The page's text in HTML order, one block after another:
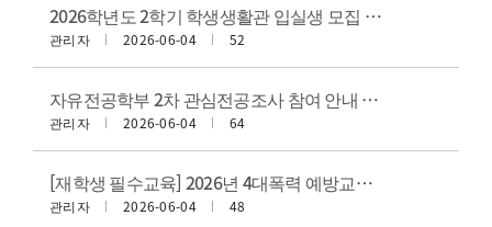
2026학년도 2학기 학생생활관 입실생 모집 안내
관리자 2026-06-04 52
자유전공학부 2차 관심전공조사 참여 안내 (06.01~07.08)
관리자 2026-06-04 64
[재학생 필수교육] 2026년 4대폭력 예방교육 이수 안내
관리자 2026-06-04 48